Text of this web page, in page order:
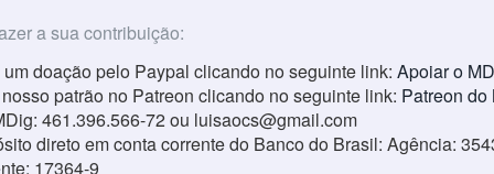
a sua contribuição:
um doação pelo Paypal clicando no seguinte link: Apoiar o
patrão no Patreon clicando no seguinte link: Patreon do
461.396.566-72 ou luisaocs@gmail.com
direto em conta corrente do Banco do Brasil: Agência:
17364-9